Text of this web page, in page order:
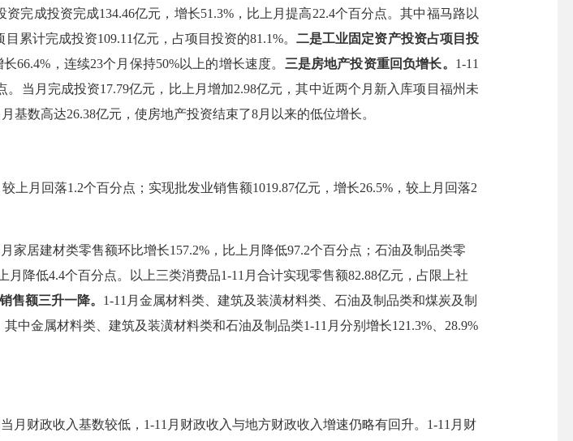
资完成投资完成134.46亿元，增长51.3%，比上月提高22.4个百分点。其中福马路以
目 累计完成投资109.11亿元，占项目投资的81.1%。二是工业固定资产投资占项目投
66.4%，连续23个月保持50%以上的增长速度。 三是房地产投资重回负增长。 1-1 1
。 当月完成投资17.79亿元，比上月增加2.98亿元，其中近两个月 新入库项目 福州未
基数高达26.38亿元，使房地产投资结束了8月以来的低位增长。
上月回落1.2个百分点；实现批发业销售额1019.87亿元，增长26.5%，较上月回落2
月家居建材类零售额环比增长157.2%，比上月降低97.2个百分点；石油及制品类零
月降低4.4个百分点。 以上三类消费品1-11月合计实现零售额82.88亿元， 占限上社
售额三升一降。 1-11月金属材料类、建筑及装潢材料类 、石油及制品类和煤炭及制
其中金属材料类、建筑及装潢材料类和石油及制品类1-11月分别增长121.3%、28.9%
月财政收入基数较低， 1-11月财政收入与地方财政收入增速仍略有回升。 1-1 1 月财